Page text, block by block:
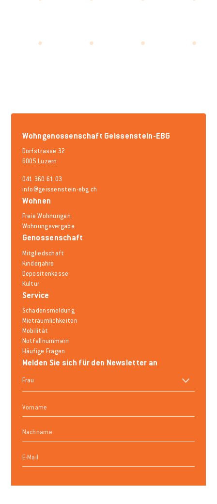
Wohngenossenschaft Geissenstein-EBG
Dorfstrasse 32
6005 Luzern
041 360 61 03
info@geissenstein-ebg.ch
Wohnen
Freie Wohnungen
Wohnungsvergabe
Genossenschaft
Mitgliedschaft
Kinderjahre
Depositenkasse
Kultur
Service
Schadensmeldung
Mieträumlichkeiten
Mobilität
Notfallnummern
Häufige Fragen
Melden Sie sich für den Newsletter an